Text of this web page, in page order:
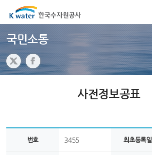
국민소통
사전정보공표
번호 3455 최초등록일